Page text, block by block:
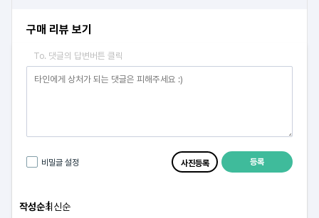
구매 리뷰 보기
To. 댓글의 답변버튼 클릭
비밀글 설정 사진등록 등록
작성순최신순